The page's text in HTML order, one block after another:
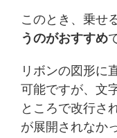
このとき、乗せ
うのがおすすめ
リボンの図形に
可能ですが、文
ところで改行さ
が展開されなか